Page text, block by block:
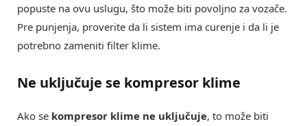
popuste na ovu uslugu, što može biti povoljno za vozače.
Pre punjenja, proverite da li sistem ima curenje i da li je
potrebno zameniti filter klime.
Ne uključuje se kompresor klime
Ako se kompresor klime ne uključuje, to može biti